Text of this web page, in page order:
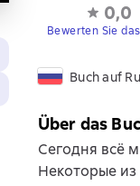
0,0
Bewerten Sie
Buch auf
Über das
Сегодня всё
Некоторые